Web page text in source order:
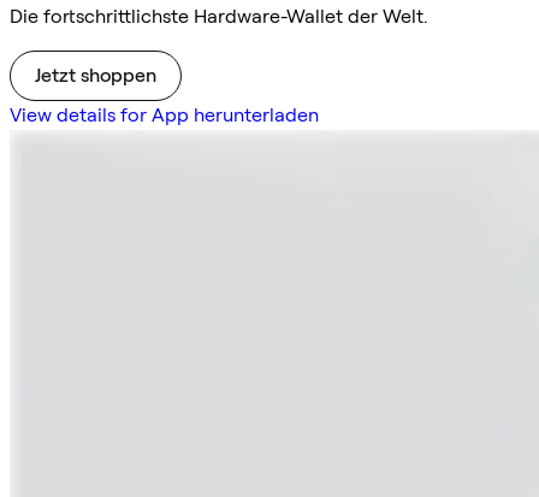
Die fortschrittlichste Hardware-Wallet der Welt.
Jetzt shoppen
View details for App herunterladen